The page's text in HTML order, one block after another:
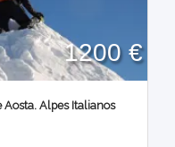
1200 €
Aosta. Alpes Italianos